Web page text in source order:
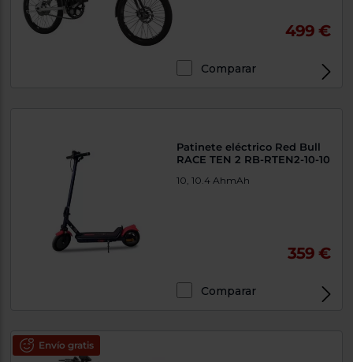
499 €
Comparar
Patinete eléctrico Red Bull
RACE TEN 2 RB-RTEN2-10-10
10, 10.4 AhmAh
359 €
Comparar
Envío gratis